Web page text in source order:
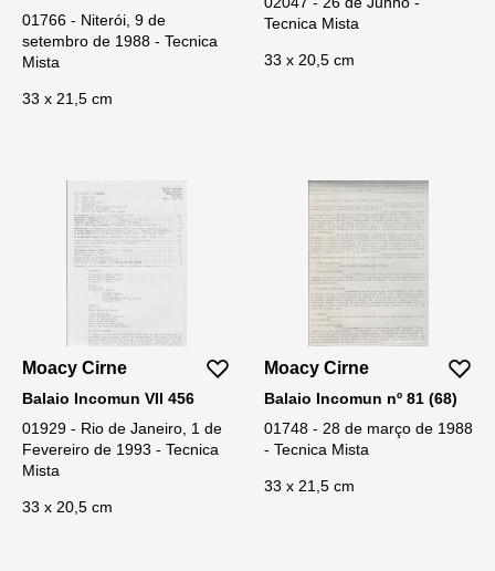
01766 - Niterói, 9 de
setembro de 1988 - Tecnica
Mista
33 x 21,5 cm
Tecnica Mista
33 x 20,5 cm
Moacy Cirne
Balaio Incomun VII 456
01929 - Rio de Janeiro, 1 de
Fevereiro de 1993 - Tecnica
Mista
33 x 20,5 cm
Moacy Cirne
Balaio Incomun nº 81 (68)
01748 - 28 de março de 1988
- Tecnica Mista
33 x 21,5 cm